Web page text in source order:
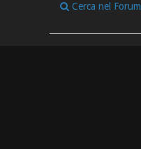
Cerca nel Forum